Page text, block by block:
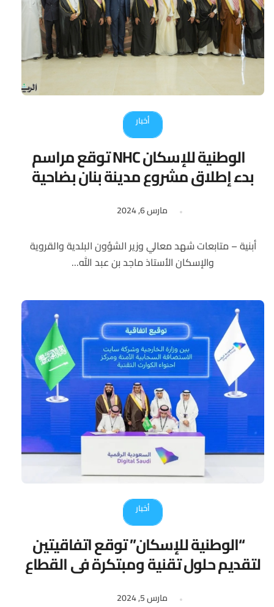
أخبار
الوطنية للإسكان NHC توقع مراسم
بدء إطلاق مشروع مدينة بنان بضاحية
الفرسان
مارس 6, 2024
أبنية – متابعات شهد معالي وزير الشؤون البلدية والقروية
والإسكان الأستاذ ماجد بن عبد الله...
أخبار
“الوطنية للإسكان” توقع اتفاقيتين
لتقديم حلول تقنية ومبتكرة في القطاع
العقاري
مارس 5, 2024